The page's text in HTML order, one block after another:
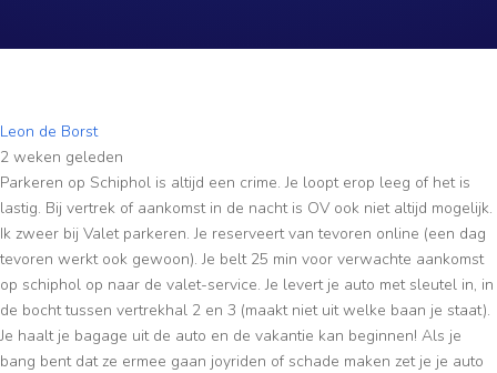
Leon de Borst
2 weken geleden
Parkeren op Schiphol is altijd een crime. Je loopt erop leeg of het is
lastig. Bij vertrek of aankomst in de nacht is OV ook niet altijd mogelijk.
Ik zweer bij Valet parkeren. Je reserveert van tevoren online (een dag
tevoren werkt ook gewoon). Je belt 25 min voor verwachte aankomst
op schiphol op naar de valet-service. Je levert je auto met sleutel in, in
de bocht tussen vertrekhal 2 en 3 (maakt niet uit welke baan je staat).
Je haalt je bagage uit de auto en de vakantie kan beginnen! Als je
bang bent dat ze ermee gaan joyriden of schade maken zet je je auto